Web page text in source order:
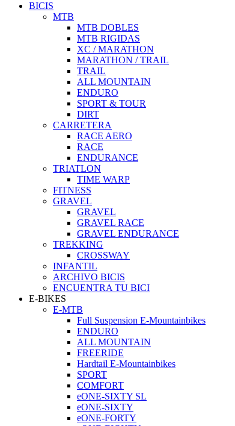
BICIS
MTB
MTB DOBLES
MTB RIGIDAS
XC / MARATHON
MARATHON / TRAIL
TRAIL
ALL MOUNTAIN
ENDURO
SPORT & TOUR
DIRT
CARRETERA
RACE AERO
RACE
ENDURANCE
TRIATLON
TIME WARP
FITNESS
GRAVEL
GRAVEL
GRAVEL RACE
GRAVEL ENDURANCE
TREKKING
CROSSWAY
INFANTIL
ARCHIVO BICIS
ENCUENTRA TU BICI
E-BIKES
E-MTB
Full Suspension E-Mountainbikes
ENDURO
ALL MOUNTAIN
FREERIDE
Hardtail E-Mountainbikes
SPORT
COMFORT
eONE-SIXTY SL
eONE-SIXTY
eONE-FORTY